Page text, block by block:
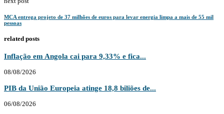
MCA entrega projeto de 37 milhões de euros para levar energia limpa a mais de 55 mil
pessoas
related posts
Inflação em Angola cai para 9,33% e fica...
08/08/2026
PIB da União Europeia atinge 18,8 biliões de...
06/08/2026